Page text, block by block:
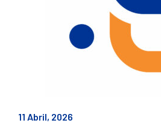
11 Abril, 2026